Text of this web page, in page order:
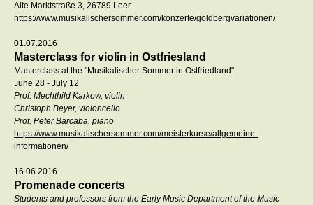
Alte Marktstraße 3, 26789 Leer
https://www.musikalischersommer.com/konzerte/goldbergvariationen/
01.07.2016
Masterclass for violin in Ostfriesland
Masterclass at the "Musikalischer Sommer in Ostfriedland"
June 28 - July 12
Prof. Mechthild Karkow, violin
Christoph Beyer, violoncello
Prof. Peter Barcaba, piano
https://www.musikalischersommer.com/meisterkurse/allgemeine-
informationen/
16.06.2016
Promenade concerts
Students and professors from the Early Music Department of the Music